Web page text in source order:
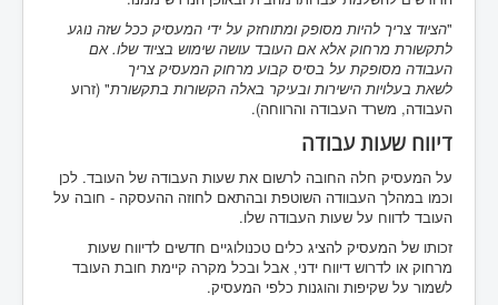
"הציוד צריך להיות מסופק ומתוחזק על ידי המעסיק ככל שזה נוגע
לתקשורת מרחוק אלא אם העובד עושה שימוש בציוד שלו. אם
העבודה מסופקת על בסיס קבוע מרחוק המעסיק צריך
לשאת בעלויות הישירות ובעיקר באלה הקשורות בתקשורת" (זרוע
העבודה, משרד העבודה והרווחה).
דיווח שעות עבודה
על המעסיק חלה החובה לרשום את שעות העבודה של העובד. לכן
וכמו במהלך העבוודה השוטפת ובהתאם לחוזה ההעסקה - חובה על
העובד לדווח על שעות העבודה שלו.
זכותו של המעסיק להציג כלים טכנולוגיים חדשים לדיווח שעות
מרחוק או לדרוש דיווח ידני, אבל ובכל מקרה קיימת חובת העובד
לשמור על שקיפות והוגנות כלפי המעסיק.